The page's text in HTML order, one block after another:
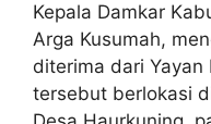
Kepala Damkar
Arga Kusumah,
diterima dari Yayan
tersebut berlokasi